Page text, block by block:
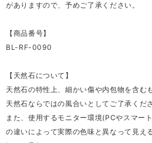
がありますので、予めご了承ください。
【商品番号】
BL-RF-0090
【天然石について】
天然石の特性上、細かい傷や内包物を含む
天然石ならではの風合いとしてご了承くだ
また、使用するモニター環境(PCやスマー
の違いによって実際の色味と異なって見え